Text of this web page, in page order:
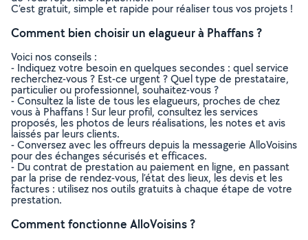
C’est gratuit, simple et rapide pour réaliser tous vos projets !
Comment bien choisir un elagueur à Phaffans ?
Voici nos conseils :
- Indiquez votre besoin en quelques secondes : quel service
recherchez-vous ? Est-ce urgent ? Quel type de prestataire,
particulier ou professionnel, souhaitez-vous ?
- Consultez la liste de tous les elagueurs, proches de chez
vous à Phaffans ! Sur leur profil, consultez les services
proposés, les photos de leurs réalisations, les notes et avis
laissés par leurs clients.
- Conversez avec les offreurs depuis la messagerie AlloVoisins
pour des échanges sécurisés et efficaces.
- Du contrat de prestation au paiement en ligne, en passant
par la prise de rendez-vous, l’état des lieux, les devis et les
factures : utilisez nos outils gratuits à chaque étape de votre
prestation.
Comment fonctionne AlloVoisins ?